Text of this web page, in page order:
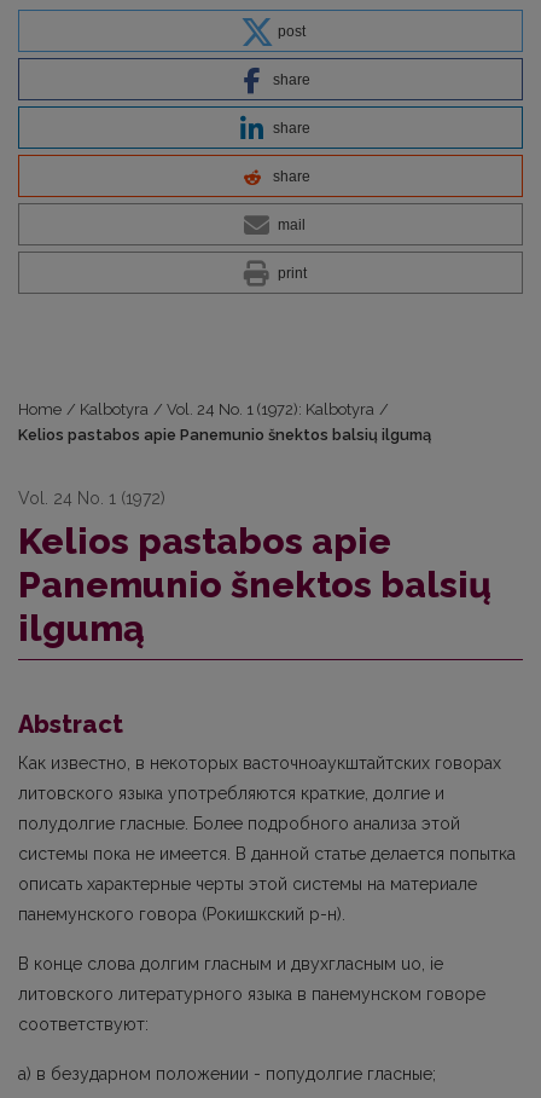
post
share
share
share
mail
print
Home / Kalbotyra / Vol. 24 No. 1 (1972): Kalbotyra /
Kelios pastabos apie Panemunio šnektos balsių ilgumą
Vol. 24 No. 1 (1972)
Kelios pastabos apie
Panemunio šnektos balsių
ilgumą
Abstract
Как известно, в некоторых васточноаукштайтских говорах
литовского языка употребляются краткие, долгие и
полудолгие гласные. Более подробного анализа этой
системы пока не имеется. В данной статье делается попытка
описать характерные черты этой системы на материале
панемунского говора (Рокишкский р-н).
В конце слова долгим гласным и двухгласным uo, ie
литовского литературного языка в панемунском говоре
соответствуют:
а) в безударном положении - попудолгие гласные;